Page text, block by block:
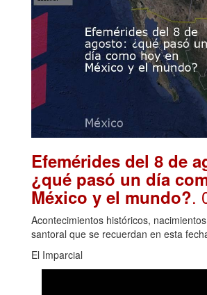
Efemérides del 8 de
¿qué pasó un día
México y el mundo?.
Acontecimientos históricos,
santoral que se recuerdan en esta
El Imparcial